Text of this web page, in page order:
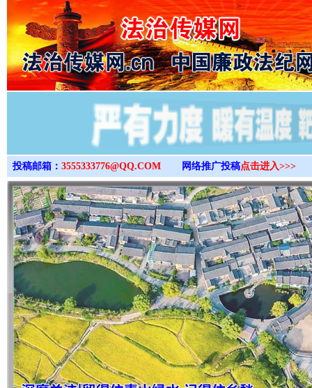
>
投稿邮箱： 3555333776@QQ.COM 网络推广投稿点击进入>>>